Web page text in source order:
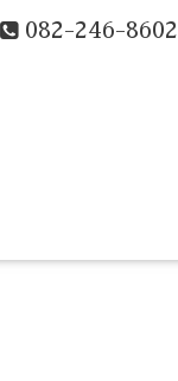
082-246-8602